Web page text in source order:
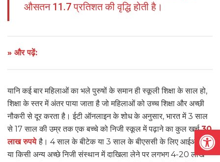
औसतन 11.7 प्रतिशत की वृद्धि होती है।
» और पढ़ें:
यानि कई बार महिलाओं का भले पुरुषों के समान ही स्कूली शिक्षा के साल हो,
शिक्षा के स्तर में अंतर पाया जाता है जो महिलाओं को उच्च शिक्षा और अच्छी
नौकरी से दूर करता है। ईटी ऑनलाइन के शोध के अनुसार, भारत में 3 साल
से 17 साल की उम्र तक एक बच्चे को निजी स्कूल में पढ़ाने का कुल खर्च30
लाख रुपये है। 4 साल के बीटेक या 3 साल के बीएससी के लिए आईआईटी
या किसी अन्य अच्छे निजी संस्थान में दाखिला लेने पर लगभग 4-20 लाख